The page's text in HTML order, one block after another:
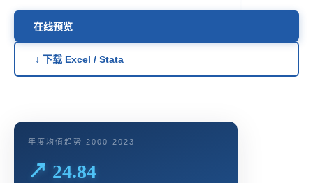
在线预览
↓ 下载 Excel / Stata
年度均值趋势 2000-2023
↗ 24.84